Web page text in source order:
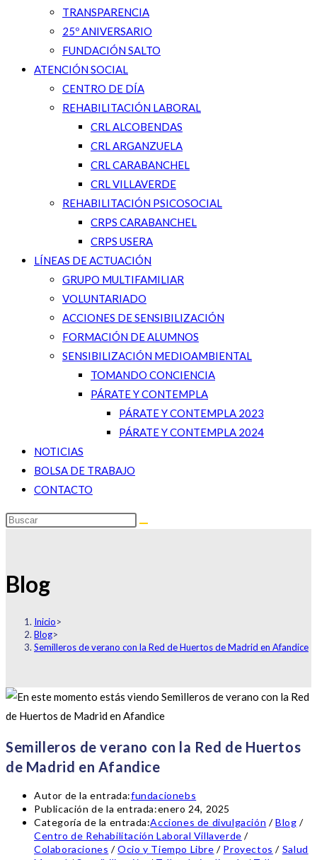
TRANSPARENCIA
25º ANIVERSARIO
FUNDACIÓN SALTO
ATENCIÓN SOCIAL
CENTRO DE DÍA
REHABILITACIÓN LABORAL
CRL ALCOBENDAS
CRL ARGANZUELA
CRL CARABANCHEL
CRL VILLAVERDE
REHABILITACIÓN PSICOSOCIAL
CRPS CARABANCHEL
CRPS USERA
LÍNEAS DE ACTUACIÓN
GRUPO MULTIFAMILIAR
VOLUNTARIADO
ACCIONES DE SENSIBILIZACIÓN
FORMACIÓN DE ALUMNOS
SENSIBILIZACIÓN MEDIOAMBIENTAL
TOMANDO CONCIENCIA
PÁRATE Y CONTEMPLA
PÁRATE Y CONTEMPLA 2023
PÁRATE Y CONTEMPLA 2024
NOTICIAS
BOLSA DE TRABAJO
CONTACTO
Blog
Inicio>
Blog>
Semilleros de verano con la Red de Huertos de Madrid en Afandice
Semilleros de verano con la Red de Huertos
de Madrid en Afandice
Autor de la entrada:fundacionebs
Publicación de la entrada:enero 24, 2025
Categoría de la entrada:Acciones de divulgación / Blog /
Centro de Rehabilitación Laboral Villaverde /
Colaboraciones / Ocio y Tiempo Libre / Proyectos / Salud